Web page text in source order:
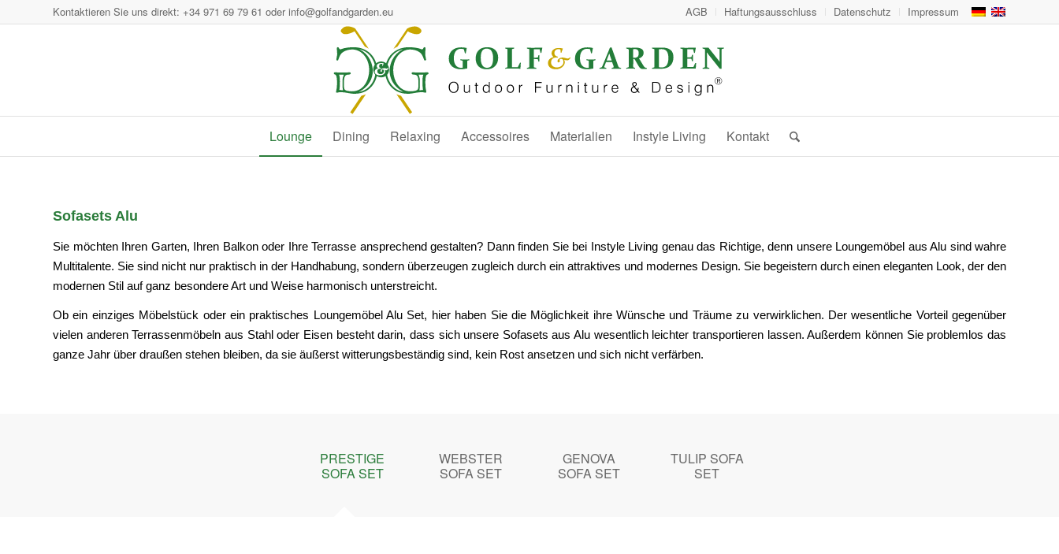
AGB Haftungsausschluss Datenschutz Impressum
Kontaktieren Sie uns direkt: +34 971 69 79 61 oderinfo@golfandgarden.eu
Lounge Dining Relaxing Accessoires Materialien Instyle Living Kontakt
Sofasets Alu
Sie möchten Ihren Garten, Ihren Balkon oder Ihre Terrasse ansprechend gestalten? Dann finden Sie bei Instyle Living genau das Richtige, denn unsere Loungemöbel aus Alu sind wahre
Multitalente. Sie sind nicht nur praktisch in der Handhabung, sondern überzeugen zugleich durch ein attraktives und modernes Design. Sie begeistern durch einen eleganten Look, der den
modernen Stil auf ganz besondere Art und Weise harmonisch unterstreicht.
Ob ein einziges Möbelstück oder ein praktisches Loungemöbel Alu Set, hier haben Sie die Möglichkeit ihre Wünsche und Träume zu verwirklichen. Der wesentliche Vorteil gegenüber
vielen anderen Terrassenmöbeln aus Stahl oder Eisen besteht darin, dass sich unsere Sofasets aus Alu wesentlich leichter transportieren lassen. Außerdem können Sie problemlos das
ganze Jahr über draußen stehen bleiben, da sie äußerst witterungsbeständig sind, kein Rost ansetzen und sich nicht verfärben.
PRESTIGE
SOFA SET
WEBSTER
SOFA SET
GENOVA
SOFA SET
TULIP SOFA
SET